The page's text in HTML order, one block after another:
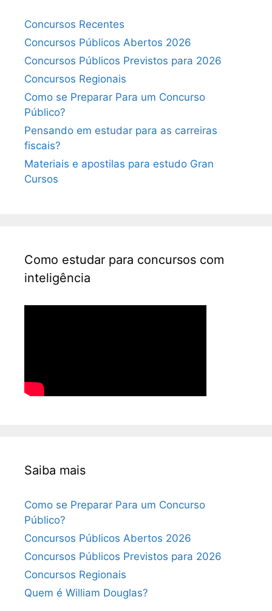
Concursos Recentes
Concursos Públicos Abertos 2026
Concursos Públicos Previstos para 2026
Concursos Regionais
Como se Preparar Para um Concurso
Público?
Pensando em estudar para as carreiras
fiscais?
Materiais e apostilas para estudo Gran
Cursos
Como estudar para concursos com
inteligência
Saiba mais
Como se Preparar Para um Concurso
Público?
Concursos Públicos Abertos 2026
Concursos Públicos Previstos para 2026
Concursos Regionais
Quem é William Douglas?